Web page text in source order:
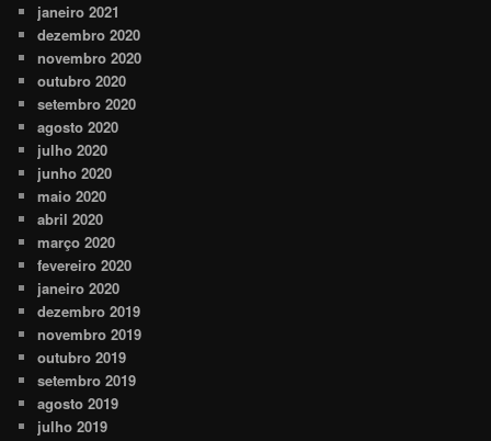
janeiro 2021
dezembro 2020
novembro 2020
outubro 2020
setembro 2020
agosto 2020
julho 2020
junho 2020
maio 2020
abril 2020
março 2020
fevereiro 2020
janeiro 2020
dezembro 2019
novembro 2019
outubro 2019
setembro 2019
agosto 2019
julho 2019